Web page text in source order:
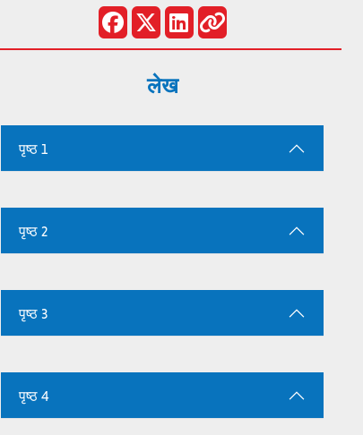
लेख
पृष्ठ 1
पृष्ठ 2
पृष्ठ 3
पृष्ठ 4